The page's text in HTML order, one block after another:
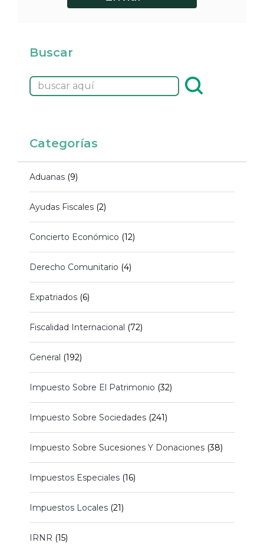
Buscar
Categorías
Aduanas (9)
Ayudas Fiscales (2)
Concierto Económico (12)
Derecho Comunitario (4)
Expatriados (6)
Fiscalidad Internacional (72)
General (192)
Impuesto Sobre El Patrimonio (32)
Impuesto Sobre Sociedades (241)
Impuesto Sobre Sucesiones Y Donaciones (38)
Impuestos Especiales (16)
Impuestos Locales (21)
IRNR (15)